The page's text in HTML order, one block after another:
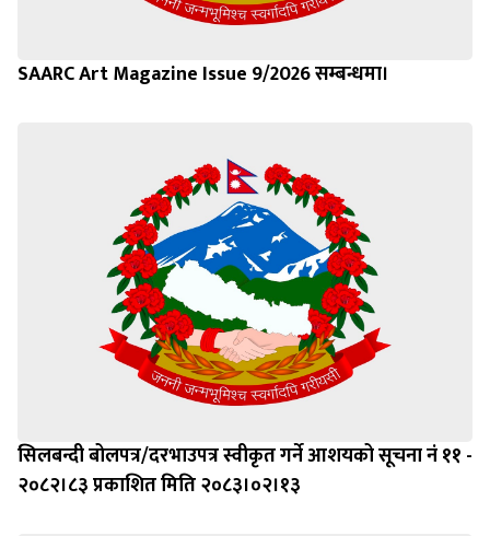
SAARC Art Magazine Issue 9/2026 सम्बन्धमा।
सिलबन्दी बोलपत्र/दरभाउपत्र स्वीकृत गर्ने आशयको सूचना नं ११ -
२०८२।८३ प्रकाशित मिति २०८३।०२।१३